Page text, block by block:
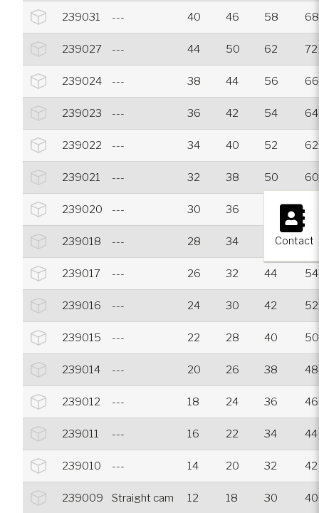
×
Contact
239031 --- 40 46 58 68
239027 --- 44 50 62 72
239024 --- 38 44 56 66
239023 --- 36 42 54 64
239022 --- 34 40 52 62
239021 --- 32 38 50 60
239020 --- 30 36
239018 --- 28 34 46 56
239017 --- 26 32 44 54
239016 --- 24 30 42 52
239015 --- 22 28 40 50
239014 --- 20 26 38 48
239012 --- 18 24 36 46
239011 --- 16 22 34 44
239010 --- 14 20 32 42
239009 Straight cam 12 18 30 40